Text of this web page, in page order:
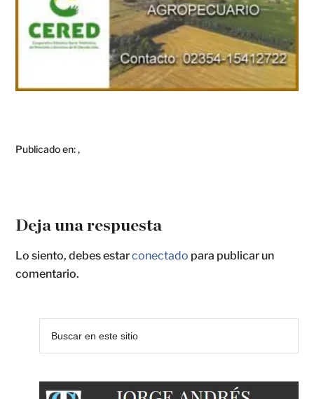
Publicado en:,
Deja una respuesta
Lo siento, debes estarconectado para publicar un
comentario.